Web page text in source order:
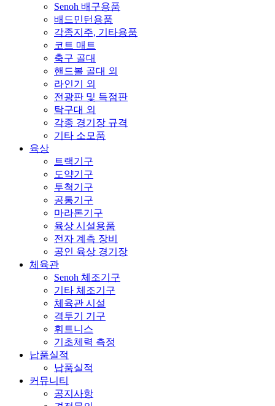
Senoh 배구용품
배드민턴용품
각종지주, 기타용품
코트 매트
축구 골대
핸드볼 골대 외
라인기 외
전광판 및 득점판
탁구대 외
각종 경기장 규격
기타 소모품
육상
트랙기구
도약기구
투척기구
공통기구
마라톤기구
육상 시설용품
전자 계측 장비
공인 육상 경기장
체육관
Senoh 체조기구
기타 체조기구
체육관 시설
격투기 기구
휘트니스
기초체력 측정
납품실적
납품실적
커뮤니티
공지사항